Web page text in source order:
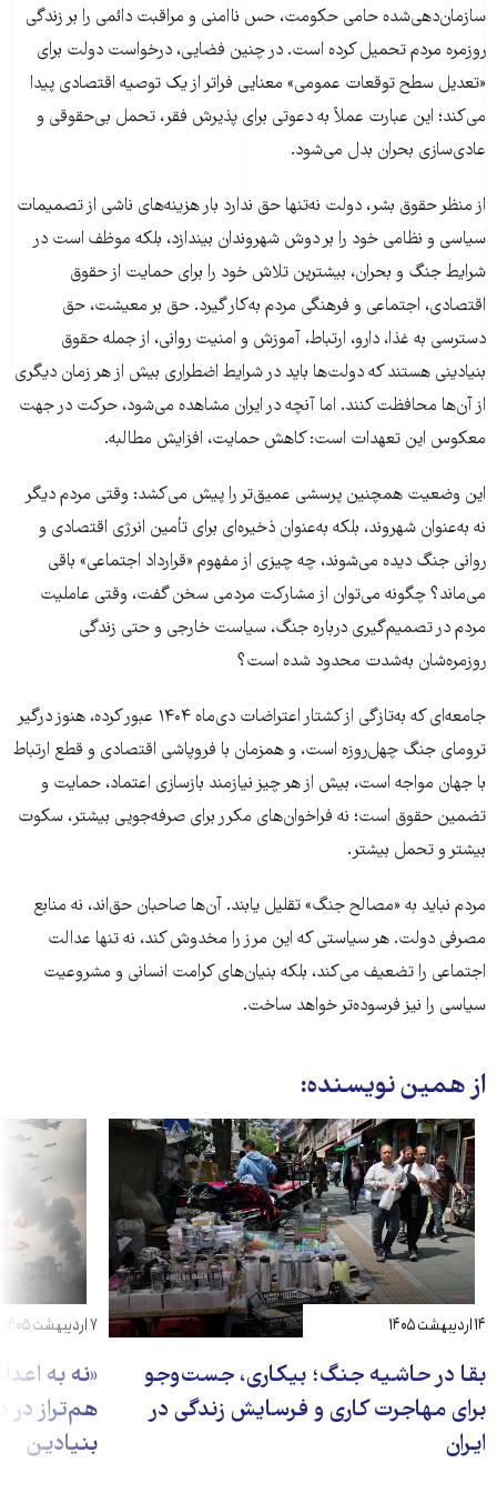
سازمان‌دهی‌شده حامی حکومت، حس ناامنی و مراقبت دائمی را بر زندگی
روزمره مردم تحمیل کرده است. در چنین فضایی، درخواست دولت برای
«تعدیل سطح توقعات عمومی» معنایی فراتر از یک توصیه اقتصادی پیدا
می‌کند؛ این عبارت عملاً به دعوتی برای پذیرش فقر، تحمل بی‌حقوقی و
عادی‌سازی بحران بدل می‌شود.
از منظر حقوق بشر، دولت نه‌تنها حق ندارد بار هزینه‌های ناشی از تصمیمات
سیاسی و نظامی خود را بر دوش شهروندان بیندازد، بلکه موظف است در
شرایط جنگ و بحران، بیشترین تلاش خود را برای حمایت از حقوق
اقتصادی، اجتماعی و فرهنگی مردم به‌کار گیرد. حق بر معیشت، حق
دسترسی به غذا، دارو، ارتباط، آموزش و امنیت روانی، از جمله حقوق
بنیادینی هستند که دولت‌ها باید در شرایط اضطراری بیش از هر زمان دیگری
از آن‌ها محافظت کنند. اما آنچه در ایران مشاهده می‌شود، حرکت در جهت
معکوس این تعهدات است: کاهش حمایت، افزایش مطالبه.
این وضعیت همچنین پرسشی عمیق‌تر را پیش می‌کشد: وقتی مردم دیگر
نه به‌عنوان شهروند، بلکه به‌عنوان ذخیره‌ای برای تأمین انرژی اقتصادی و
روانی جنگ دیده می‌شوند، چه چیزی از مفهوم «قرارداد اجتماعی» باقی
می‌ماند؟ چگونه می‌توان از مشارکت مردمی سخن گفت، وقتی عاملیت
مردم در تصمیم‌گیری درباره جنگ، سیاست خارجی و حتی زندگی
روزمره‌شان به‌شدت محدود شده است؟
جامعه‌ای که به‌تازگی از کشتار اعتراضات دی‌ماه ۱۴۰۴ عبور کرده، هنوز درگیر
ترومای جنگ چهل‌روزه است، و همزمان با فروپاشی اقتصادی و قطع ارتباط
با جهان مواجه است، بیش از هر چیز نیازمند بازسازی اعتماد، حمایت و
تضمین حقوق است؛ نه فراخوان‌های مکرر برای صرفه‌جویی بیشتر، سکوت
بیشتر و تحمل بیشتر.
مردم نباید به «مصالح جنگ» تقلیل یابند. آن‌ها صاحبان حق‌اند، نه منابع
مصرفی دولت. هر سیاستی که این مرز را مخدوش کند، نه تنها عدالت
اجتماعی را تضعیف می‌کند، بلکه بنیان‌های کرامت انسانی و مشروعیت
سیاسی را نیز فرسوده‌تر خواهد ساخت.
از همین نویسنده:
بقا در حاشیه جنگ؛ بیکاری، جست‌وجو
برای مهاجرت کاری و فرسایش زندگی در
ایران
۱۴ اردیبهشت ۱۴۰۵
«نه به
هم‌تراز در
بنیادین
۷ اردیبهشت ۱۴۰۵